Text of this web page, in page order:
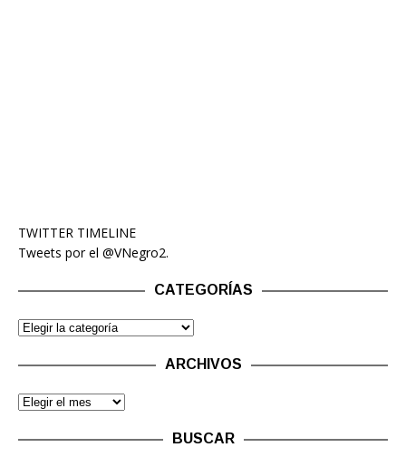
TWITTER TIMELINE
Tweets por el @VNegro2.
CATEGORÍAS
ARCHIVOS
BUSCAR